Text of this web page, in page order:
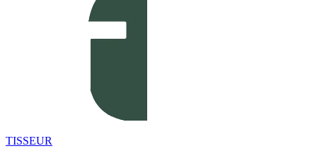
TISSEUR